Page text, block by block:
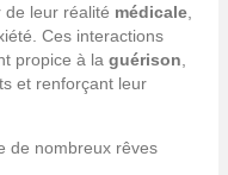
de leur réalité médicale
Ces interactions
propice à la guérison
et renforçant leur
de nombreux rêves